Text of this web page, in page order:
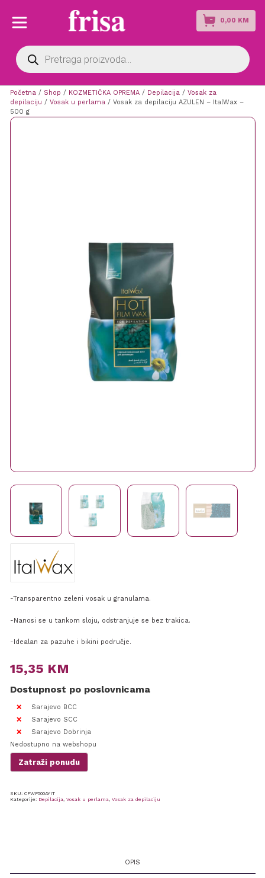
0,00 KM
Products
search
Početna / Shop / KOZMETIČKA OPREMA/ Depilacija / Vosak za
depilaciju / Vosak u perlama / Vosak za depilaciju AZULEN – ItalWax –
500 g
-Transparentno zeleni vosak u granulama.
-Nanosi se u tankom sloju, odstranjuje se bez trakica.
-Idealan za pazuhe i bikini područje.
15,35 KM
Dostupnost po poslovnicama
Sarajevo BCC
Sarajevo SCC
Sarajevo Dobrinja
Nedostupno na webshopu
Zatraži ponudu
SKU: CFWP500AYIT
Kategorije: Depilacija, Vosak u perlama, Vosak za depilaciju
OPIS